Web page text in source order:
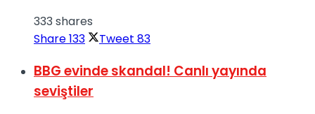
333 shares
Share133 Tweet 83
BBG evinde skandal! Canlı yayında
seviştiler